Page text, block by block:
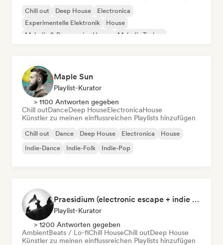
Chill out Deep House
Electronica
Experimentelle Elektronik
House
Melodic & Progressive House
Melodic Techno
Maple Sun
Playlist-Kurator
> 1100 Antworten gegeben
Chill outDanceDeep HouseElectronicaHouse
Künstler zu meinen einflussreichen Playlists hinzufügen
Chill out Dance Deep House Electronica
House
Indie-Dance
Indie-Folk Indie-Pop
Praesidium (electronic escape + indie electronic + sad songs for doomers)
Playlist-Kurator
> 1200 Antworten gegeben
AmbientBeats / Lo-fiChill HouseChill outDeep House
Künstler zu meinen einflussreichen Playlists hinzufügen